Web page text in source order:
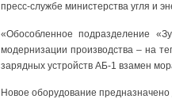
пресс-службе министерства угля и
«Обособленное подразделение
модернизации производства – на
зарядных устройств АБ-1 взамен
Новое оборудование